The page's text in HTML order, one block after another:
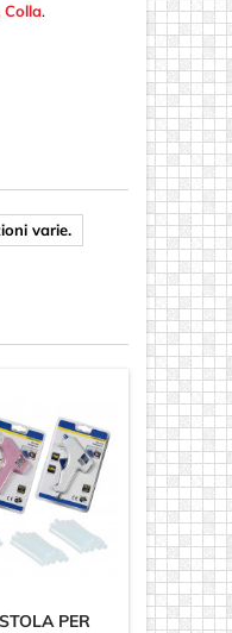
Colla.
varie.
PER